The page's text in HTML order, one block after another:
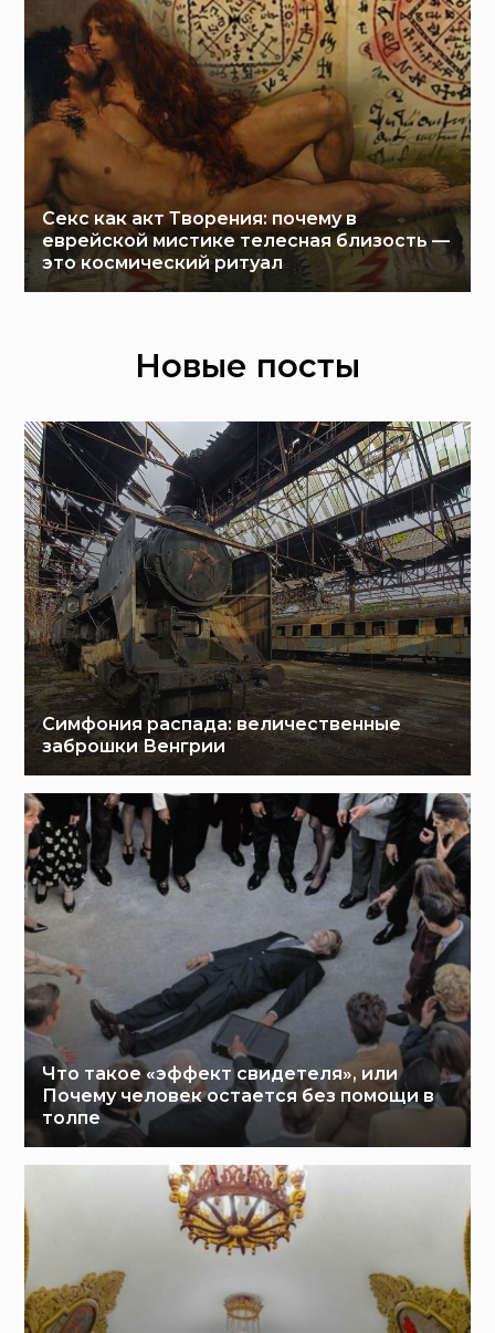
Секс как акт Творения: почему в
еврейской мистике телесная близость —
это космический ритуал
Новые посты
Симфония распада: величественные
заброшки Венгрии
Что такое «эффект свидетеля», или
Почему человек остается без помощи в
толпе